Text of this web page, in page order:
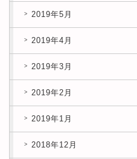
2019年5月
2019年4月
2019年3月
2019年2月
2019年1月
2018年12月